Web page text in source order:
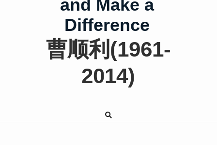
and Make a
Difference
曹顺利(1961-
2014)